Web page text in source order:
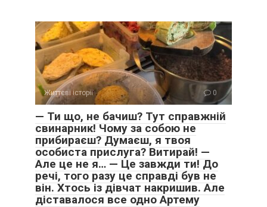
Життєві історії 0
— Ти що, не бачиш? Тут справжній
свинарник! Чому за собою не
прибираєш? Думаєш, я твоя
особиста прислуга? Витирай! —
Але це не я… — Це завжди ти! До
речі, того разу це справді був не
він. Хтось із дівчат накришив. Але
діставалося все одно Артему